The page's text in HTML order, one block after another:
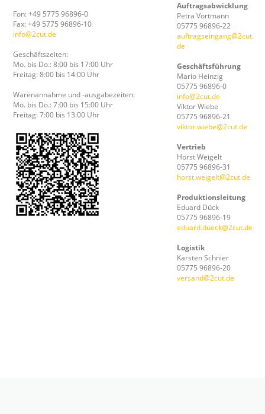
Fon: +49 5775 96896-0
Fax: +49 5775 96896-10
info@2cut.de
Geschäftszeiten:
Mo. bis Do.: 8:00 bis 17:00 Uhr
Freitag: 8:00 bis 14:00 Uhr
Warenannahme und -ausgabezeiten:
Mo. bis Do.: 7:00 bis 15:00 Uhr
Freitag: 7:00 bis 13:00 Uhr
Auftragsabwicklung
Petra Vortmann
05775 96896-22
auftragseingang@2cut.
de
Geschäftsführung
Mario Heinzig
05775 96896-0
info@2cut.de
Viktor Wiebe
05775 96896-21
viktor.wiebe@2cut.de
Vertrieb
Horst Weigelt
05775 96896-31
horst.weigelt@2cut.de
Produktionsleitung
Eduard Dück
05775 96896-19
eduard.dueck@2cut.de
Logistik
Karsten Schnier
05775 96896-20
versand@2cut.de